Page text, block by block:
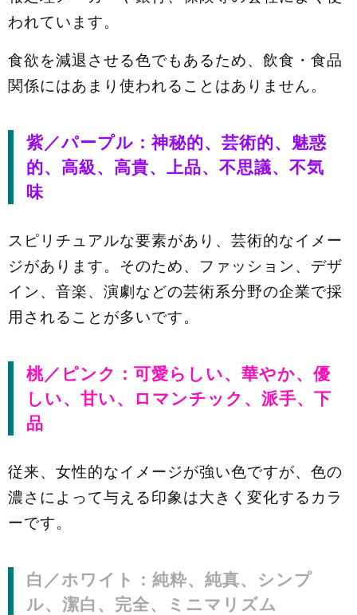
われています。
食欲を減退させる色でもあるため、飲食・食品
関係にはあまり使われることはありません。
紫／パープル：神秘的、芸術的、魅惑
的、高級、高貴、上品、不思議、不気
味
スピリチュアルな要素があり、芸術的なイメー
ジがあります。そのため、ファッション、デザ
イン、音楽、演劇などの芸術系分野の企業で採
用されることが多いです。
桃／ピンク：可愛らしい、華やか、優
しい、甘い、ロマンチック、派手、下
品
従来、女性的なイメージが強い色ですが、色の
濃さによって与える印象は大きく変化するカラ
ーです。
白／ホワイト：純粋、純真、シンプ
ル、潔白、完全、ミニマリズム